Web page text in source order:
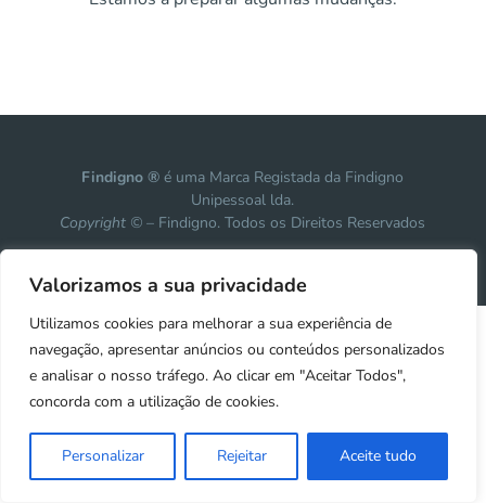
Valorizamos a sua privacidade
Utilizamos cookies para melhorar a sua experiência de
navegação, apresentar anúncios ou conteúdos personalizados
e analisar o nosso tráfego. Ao clicar em "Aceitar Todos",
concorda com a utilização de cookies.
Personalizar Rejeitar Aceite tudo
Findigno ® é uma Marca Registada da Findigno
Unipessoal lda.
Copyright © – Findigno. Todos os Direitos Reservados